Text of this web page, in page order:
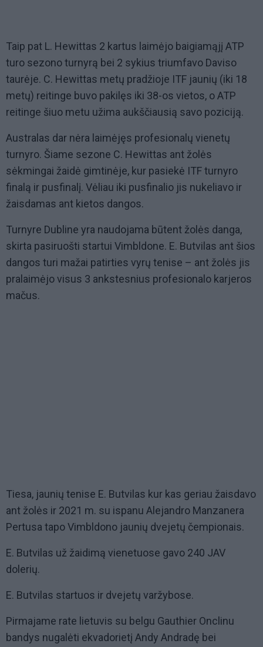
Taip pat L. Hewittas 2 kartus laimėjo baigiamąjį ATP
turo sezono turnyrą bei 2 sykius triumfavo Daviso
taurėje. C. Hewittas metų pradžioje ITF jaunių (iki 18
metų) reitinge buvo pakilęs iki 38-os vietos, o ATP
reitinge šiuo metu užima aukščiausią savo poziciją.
Australas dar nėra laimėjęs profesionalų vienetų
turnyro. Šiame sezone C. Hewittas ant žolės
sėkmingai žaidė gimtinėje, kur pasiekė ITF turnyro
finalą ir pusfinalį. Vėliau iki pusfinalio jis nukeliavo ir
žaisdamas ant kietos dangos.
Turnyre Dubline yra naudojama būtent žolės danga,
skirta pasiruošti startui Vimbldone. E. Butvilas ant šios
dangos turi mažai patirties vyrų tenise – ant žolės jis
pralaimėjo visus 3 ankstesnius profesionalo karjeros
mačus.
Tiesa, jaunių tenise E. Butvilas kur kas geriau žaisdavo
ant žolės ir 2021 m. su ispanu Alejandro Manzanera
Pertusa tapo Vimbldono jaunių dvejetų čempionais.
E. Butvilas už žaidimą vienetuose gavo 240 JAV
dolerių.
E. Butvilas startuos ir dvejetų varžybose.
Pirmajame rate lietuvis su belgu Gauthier Onclinu
bandys nugalėti ekvadorietį Andy Andradę bei